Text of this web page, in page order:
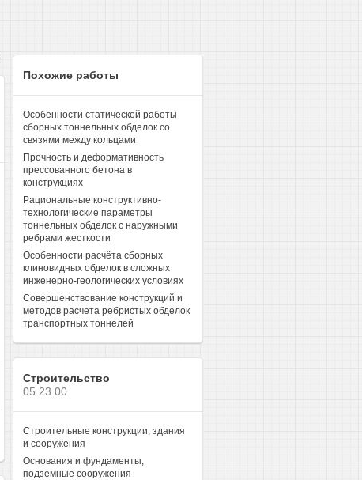
Похожие работы
Особенности статической работы
сборных тоннельных обделок со
связями между кольцами
Прочность и деформативность
прессованного бетона в
конструкциях
Рациональные конструктивно-
технологические параметры
тоннельных обделок с наружными
ребрами жесткости
Особенности расчёта сборных
клиновидных обделок в сложных
инженерно-геологических условиях
Совершенствование конструкций и
методов расчета ребристых обделок
транспортных тоннелей
Строительство
05.23.00
Строительные конструкции, здания
и сооружения
Основания и фундаменты,
подземные сооружения